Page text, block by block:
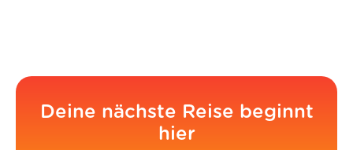
Deine nächste Reise beginnt
hier